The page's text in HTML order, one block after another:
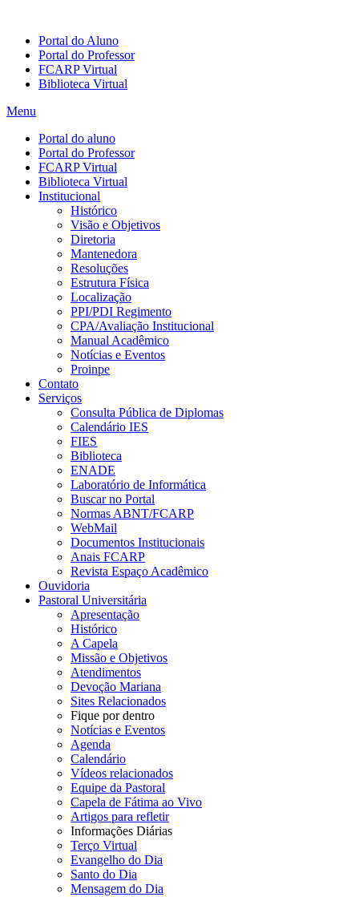
Portal do Aluno
Portal do Professor
FCARP Virtual
Biblioteca Virtual
Menu
Portal do aluno
Portal do Professor
FCARP Virtual
Biblioteca Virtual
Institucional
Histórico
Visão e Objetivos
Diretoria
Mantenedora
Resoluções
Estrutura Física
Localização
PPI/PDI Regimento
CPA/Avaliação Institucional
Manual Acadêmico
Notícias e Eventos
Proinpe
Contato
Serviços
Consulta Pública de Diplomas
Calendário IES
FIES
Biblioteca
ENADE
Laboratório de Informática
Buscar no Portal
Normas ABNT/FCARP
WebMail
Documentos Institucionais
Anais FCARP
Revista Espaço Acadêmico
Ouvidoria
Pastoral Universitária
Apresentação
Histórico
A Capela
Missão e Objetivos
Atendimentos
Devoção Mariana
Sites Relacionados
Fique por dentro
Notícias e Eventos
Agenda
Calendário
Vídeos relacionados
Equipe da Pastoral
Capela de Fátima ao Vivo
Artigos para refletir
Informações Diárias
Terço Virtual
Evangelho do Dia
Santo do Dia
Mensagem do Dia